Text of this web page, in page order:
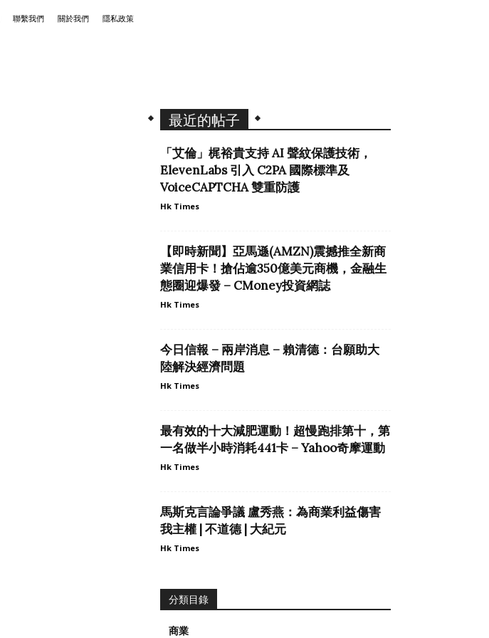
聯繫我們 關於我們 隱私政策
最近的帖子
「艾倫」梶裕貴支持 AI 聲紋保護技術，
ElevenLabs 引入 C2PA 國際標準及
VoiceCAPTCHA 雙重防護
Hk Times
【即時新聞】亞馬遜(AMZN)震撼推全新商
業信用卡！搶佔逾350億美元商機，金融生
態圈迎爆發 – CMoney投資網誌
Hk Times
今日信報 – 兩岸消息 – 賴清德：台願助大
陸解決經濟問題
Hk Times
最有效的十大減肥運動！超慢跑排第十，第
一名做半小時消耗441卡 – Yahoo奇摩運動
Hk Times
馬斯克言論爭議 盧秀燕：為商業利益傷害
我主權 | 不道德 | 大紀元
Hk Times
分類目錄
商業